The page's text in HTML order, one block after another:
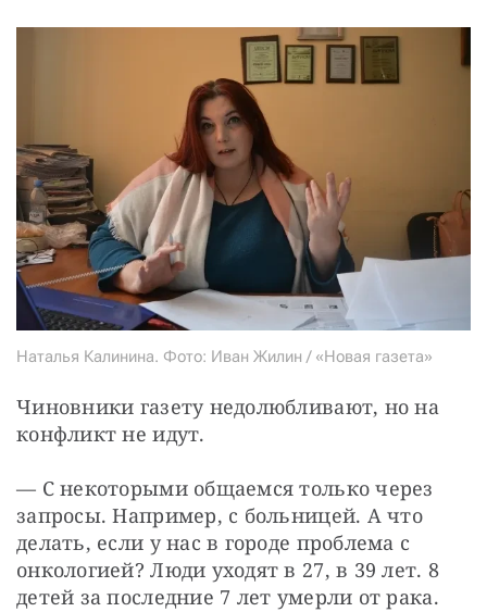
Наталья Калинина. Фото: Иван Жилин / «Новая газета»
Чиновники газету недолюбливают, но на
конфликт не идут.
— С некоторыми общаемся только через
запросы. Например, с больницей. А что
делать, если у нас в городе проблема с
онкологией? Люди уходят в 27, в 39 лет. 8
детей за последние 7 лет умерли от рака.